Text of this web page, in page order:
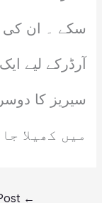
سکے ۔ ان کی
آرڈرکے لیے
میں کھیلا
←